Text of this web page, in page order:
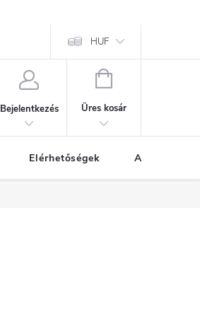
HUF
Bejelentkezés
KOSÁR
Üres kosár
Elérhetőségek A vásárlás